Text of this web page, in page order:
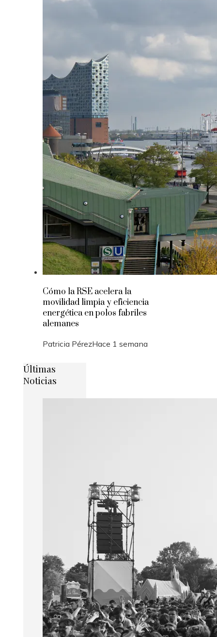
Cómo la RSE acelera la
movilidad limpia y eficiencia
energética en polos fabriles
alemanes
Patricia PérezHace 1 semana
Últimas
Noticias